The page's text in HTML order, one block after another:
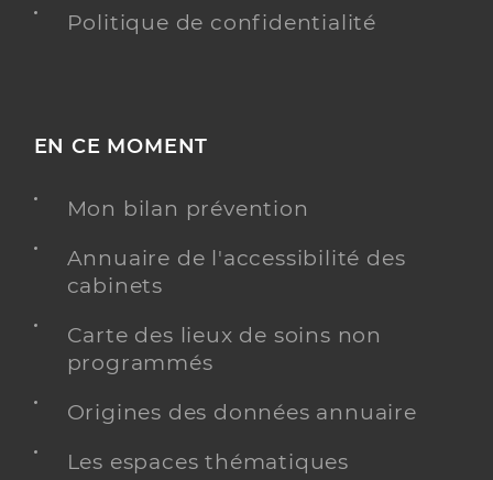
Politique de confidentialité
EN CE MOMENT
Mon bilan prévention
Annuaire de l'accessibilité des
cabinets
Carte des lieux de soins non
programmés
Origines des données annuaire
Les espaces thématiques